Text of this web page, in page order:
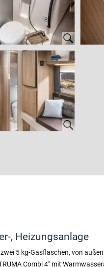
, Heizungsanlage
5 kg-Gasflaschen, von
Combi 4″ mit